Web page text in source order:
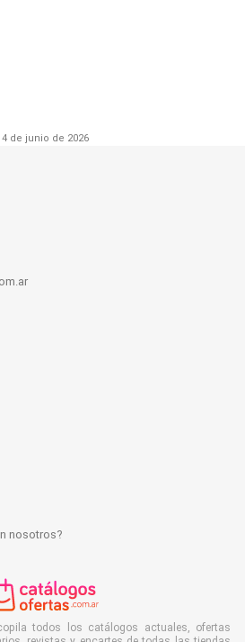
de junio de 2026
nosotros?
todos los catálogos actuales, ofertas